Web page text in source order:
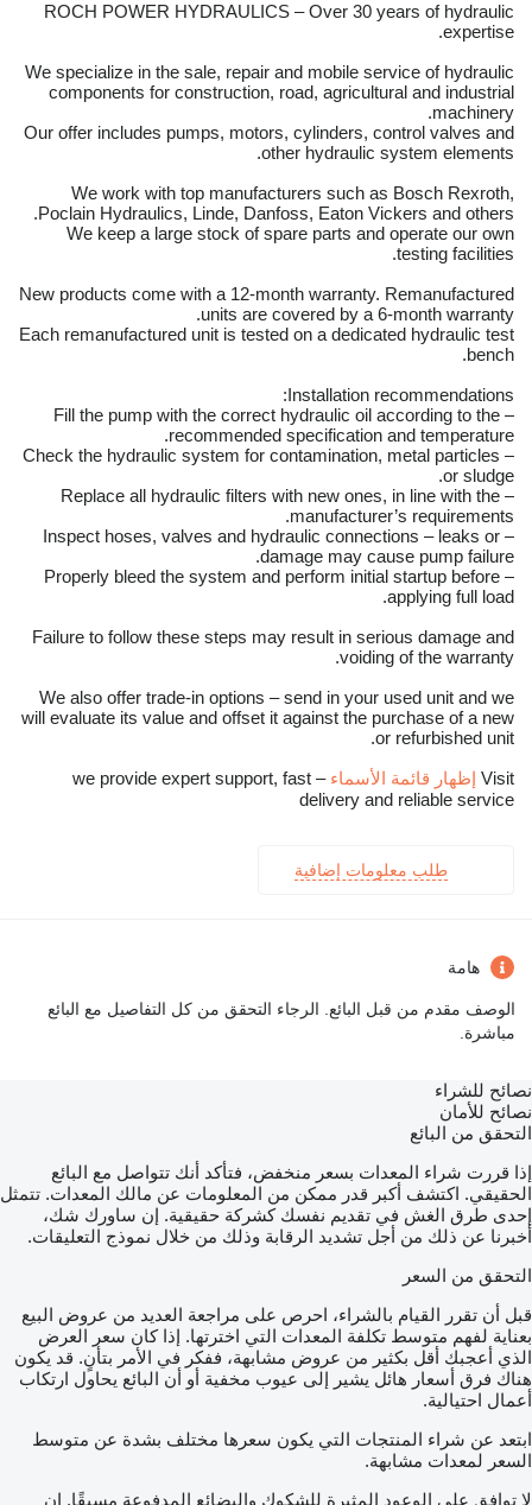
ROCH POWER HYDRAULICS – Over 30 years of hydraulic
expertise.
We specialize in the sale, repair and mobile service of hydraulic
components for construction, road, agricultural and industrial
machinery.
Our offer includes pumps, motors, cylinders, control valves and
other hydraulic system elements.
We work with top manufacturers such as Bosch Rexroth,
Poclain Hydraulics, Linde, Danfoss, Eaton Vickers and others.
We keep a large stock of spare parts and operate our own
testing facilities.
New products come with a 12-month warranty. Remanufactured
units are covered by a 6-month warranty.
Each remanufactured unit is tested on a dedicated hydraulic test
bench.
Installation recommendations:
– Fill the pump with the correct hydraulic oil according to the
recommended specification and temperature.
– Check the hydraulic system for contamination, metal particles
or sludge.
– Replace all hydraulic filters with new ones, in line with the
manufacturer’s requirements.
– Inspect hoses, valves and hydraulic connections – leaks or
damage may cause pump failure.
– Properly bleed the system and perform initial startup before
applying full load.
Failure to follow these steps may result in serious damage and
voiding of the warranty.
We also offer trade-in options – send in your used unit and we
will evaluate its value and offset it against the purchase of a new
or refurbished unit.
Visit إظهار قائمة الأسماء
– we provide expert support, fast
delivery and reliable service
طلب معلومات إضافية
هامة
الوصف مقدم من قبل البائع. الرجاء التحقق من كل التفاصيل مع البائع
مباشرة.
نصائح للشراء
نصائح للأمان
التحقق من البائع
إذا قررت شراء المعدات بسعر منخفض، فتأكد أنك تتواصل مع البائع
الحقيقي. اكتشف أكبر قدر ممكن من المعلومات عن مالك المعدات. تتمثل
إحدى طرق الغش في تقديم نفسك كشركة حقيقية. إن ساورك شك،
أخبرنا عن ذلك من أجل تشديد الرقابة وذلك من خلال نموذج التعليقات.
التحقق من السعر
قبل أن تقرر القيام بالشراء، احرص على مراجعة العديد من عروض البيع
بعناية لفهم متوسط تكلفة المعدات التي اخترتها. إذا كان سعر العرض
الذي أعجبك أقل بكثير من عروض مشابهة، ففكر في الأمر بتأنٍ. قد يكون
هناك فرق أسعار هائل يشير إلى عيوب مخفية أو أن البائع يحاول ارتكاب
أعمال احتيالية.
ابتعد عن شراء المنتجات التي يكون سعرها مختلف بشدة عن متوسط
السعر لمعدات مشابهة.
لا توافق على الوعود المثيرة للشكوك والبضائع المدفوعة مسبقًا. إن